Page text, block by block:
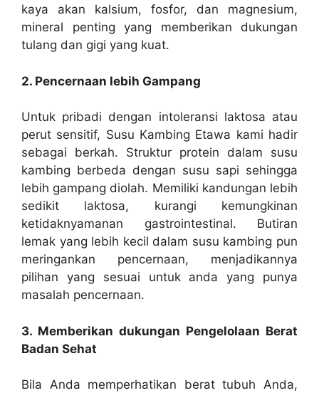
kaya akan kalsium, fosfor, dan magnesium,
mineral penting yang memberikan dukungan
tulang dan gigi yang kuat.
2. Pencernaan lebih Gampang
Untuk pribadi dengan intoleransi laktosa atau
perut sensitif, Susu Kambing Etawa kami hadir
sebagai berkah. Struktur protein dalam susu
kambing berbeda dengan susu sapi sehingga
lebih gampang diolah. Memiliki kandungan lebih
sedikit laktosa, kurangi kemungkinan
ketidaknyamanan gastrointestinal. Butiran
lemak yang lebih kecil dalam susu kambing pun
meringankan pencernaan, menjadikannya
pilihan yang sesuai untuk anda yang punya
masalah pencernaan.
3. Memberikan dukungan Pengelolaan Berat
Badan Sehat
Bila Anda memperhatikan berat tubuh Anda,